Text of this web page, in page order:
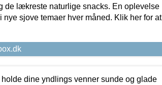
de lækreste naturlige snacks. En oplevelse
nye sjove temaer hver måned. Klik her for at
dine yndlings venner sunde og glade